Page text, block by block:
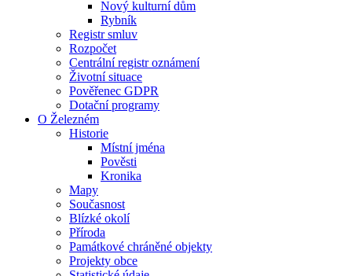
Nový kulturní dům
Rybník
Registr smluv
Rozpočet
Centrální registr oznámení
Životní situace
Pověřenec GDPR
Dotační programy
O Železném
Historie
Místní jména
Pověsti
Kronika
Mapy
Současnost
Blízké okolí
Příroda
Památkové chráněné objekty
Projekty obce